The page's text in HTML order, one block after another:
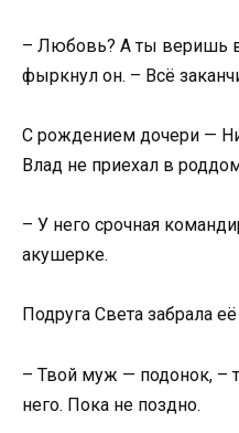
– Любовь? А ты веришь
фыркнул он. – Всё
С рождением дочери —
Влад не приехал в
– У него срочная
акушерке.
Подруга Света забрала
– Твой муж — подонок, –
него. Пока не поздно.